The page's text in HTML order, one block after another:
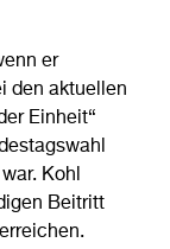
er
den aktuellen
Einheit“
Kohl
Beitritt